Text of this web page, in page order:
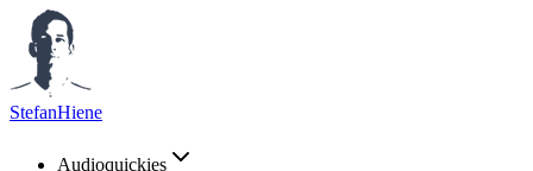
StefanHiene
Audioquickies